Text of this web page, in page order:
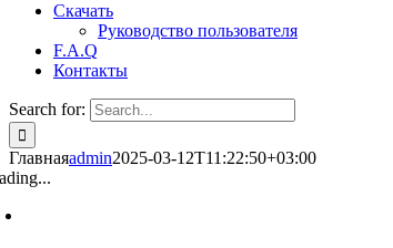
Скачать
Руководство пользователя
F.A.Q
Контакты
Search for:
Главнаяadmin2025-03-12T11:22:50+03:00